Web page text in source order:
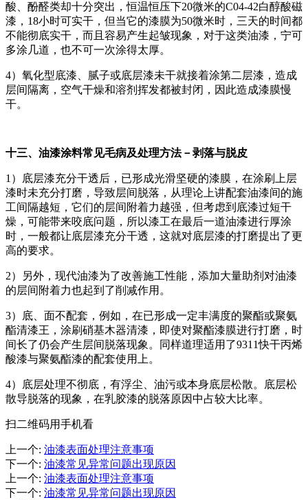
酸、酚醛类却十分突出，恒温恒压下20微米的C04-42白醇酸磁
漆，18小时可实干，但当它的漆膜为50微米时，三天的时间都
不能彻底实干，而且容易产生起皱现象，对于这类油漆，宁可
多涂几道，也不可一次涂得太厚。
4）氧化型底漆、腻子或底层漆未干就接着涂第二层漆，造成
层间隔离，空气干燥和溶剂挥发都被封闭，因此造成漆膜慢
干。
十三、油漆涂料常见毛病及处理方法－剥落与脱皮
1）底层漆充分干透后，已形成光滑坚硬的漆膜，在涂刷上层
漆时未充分打磨，导致层间脱落，从理论上讲配套油漆间的施
工间隔越短，它们的层间附着力越强，但考虑到底漆过短干
燥，可能带来咬底问题，所以漆工在最后一道油漆进行厚涂
时，一般都让底层漆充分干透，这就对底层漆的打磨提出了更
高的要求。
2）另外，现代油漆为了改善施工性能，添加大量助剂对油漆
的层间附着力也起到了削减作用。
3）底、面不配套，例如，在已形成一定丰满度的聚酯或聚氨
酯清漆王，涂刷硝基木器清漆，即使对聚酯漆膜进行打磨，时
间长了仍会产生层间脱落现象。同样道理适用了9311快干丙烯
酸漆与聚氨酯漆的配套使用上。
4）底层处理不彻底，有浮尘、油污或本身底层松散。底层松
散导脱落的现象，在乳胶漆的脱落原因中占较大比率。
扫二维码用手机看
上一个: 油漆表面处理注意事项
下一个: 油漆常见异常问题出现原因
上一个: 油漆表面处理注意事项
下一个: 油漆常见异常问题出现原因